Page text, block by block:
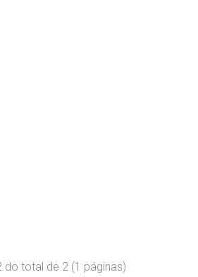
do total de 2 (1 páginas)